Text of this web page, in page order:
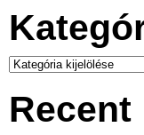
Kategóriák
Recent